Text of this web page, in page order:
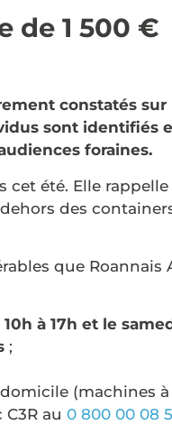
de 1 500 €
constatés sur
sont identifiés
foraines.
été. Elle
des
que
à 17h et le
;
(machines à
au 0 800 00 08